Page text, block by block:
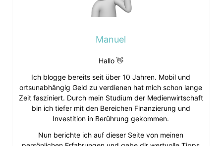
Manuel
Hallo 👋
Ich blogge bereits seit über 10 Jahren. Mobil und
ortsunabhängig Geld zu verdienen hat mich schon lange
Zeit fasziniert. Durch mein Studium der Medienwirtschaft
bin ich tiefer mit den Bereichen Finanzierung und
Investition in Berührung gekommen.
Nun berichte ich auf dieser Seite von meinen